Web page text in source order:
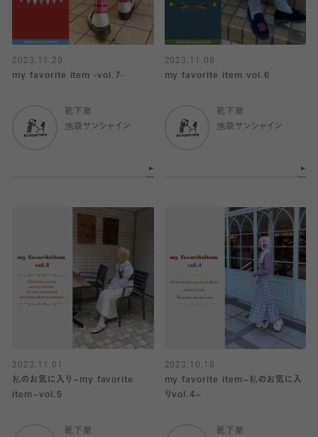
2023.11.29
my favorite item -vol.7-
靴下屋
池袋サンシャイン
2023.11.08
my favorite item vol.6
靴下屋
池袋サンシャイン
2023.11.01
私のお気に入り~my favorite
item~vol.5
靴下屋
2023.10.18
my favorite item~私のお気に入
りvol.4~
靴下屋